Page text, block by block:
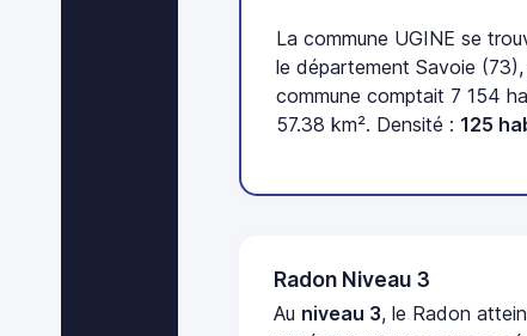
La commune UGINE se
le département Savoie
commune comptait 7 154
57.38 km². Densité : 125
Radon Niveau 3
Au niveau 3, le Radon